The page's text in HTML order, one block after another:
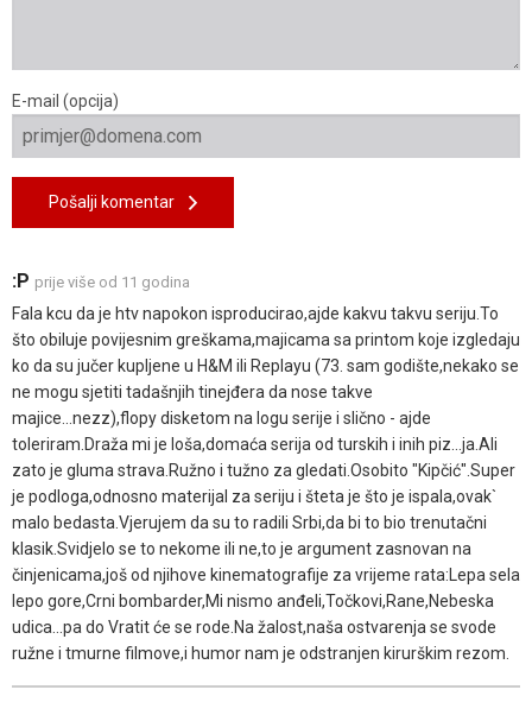
E-mail (opcija)
Pošalji komentar
:P prije više od 11 godina
Fala kcu da je htv napokon isproducirao,ajde kakvu takvu seriju.To
što obiluje povijesnim greškama,majicama sa printom koje izgledaju
ko da su jučer kupljene u H&M ili Replayu (73. sam godište,nekako se
ne mogu sjetiti tadašnjih tinejđera da nose takve
majice...nezz),flopy disketom na logu serije i slično - ajde
toleriram.Draža mi je loša,domaća serija od turskih i inih piz...ja.Ali
zato je gluma strava.Ružno i tužno za gledati.Osobito "Kipčić".Super
je podloga,odnosno materijal za seriju i šteta je što je ispala,ovak`
malo bedasta.Vjerujem da su to radili Srbi,da bi to bio trenutačni
klasik.Svidjelo se to nekome ili ne,to je argument zasnovan na
činjenicama,još od njihove kinematografije za vrijeme rata:Lepa sela
lepo gore,Crni bombarder,Mi nismo anđeli,Točkovi,Rane,Nebeska
udica...pa do Vratit će se rode.Na žalost,naša ostvarenja se svode
ružne i tmurne filmove,i humor nam je odstranjen kirurškim rezom.